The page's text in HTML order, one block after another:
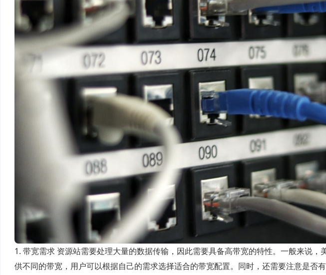
1. 带宽需求 资源站需要处理大量的数据传输，因此需要具备高带宽的特性。一般来说
供不同的带宽，用户可以根据自己的需求选择适合的带宽配置。同时，还需要注意是否